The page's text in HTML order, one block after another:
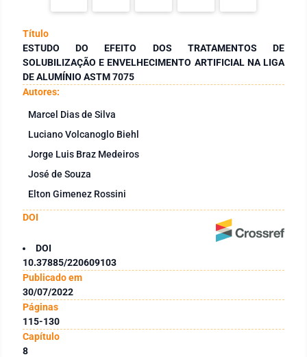
Título
ESTUDO DO EFEITO DOS TRATAMENTOS DE
SOLUBILIZAÇÃO E ENVELHECIMENTO ARTIFICIAL NA LIGA
DE ALUMÍNIO ASTM 7075
Autores:
Marcel Dias de Silva
Luciano Volcanoglo Biehl
Jorge Luis Braz Medeiros
José de Souza
Elton Gimenez Rossini
DOI
DOI
10.37885/220609103
Publicado em
30/07/2022
Páginas
115-130
Capítulo
8